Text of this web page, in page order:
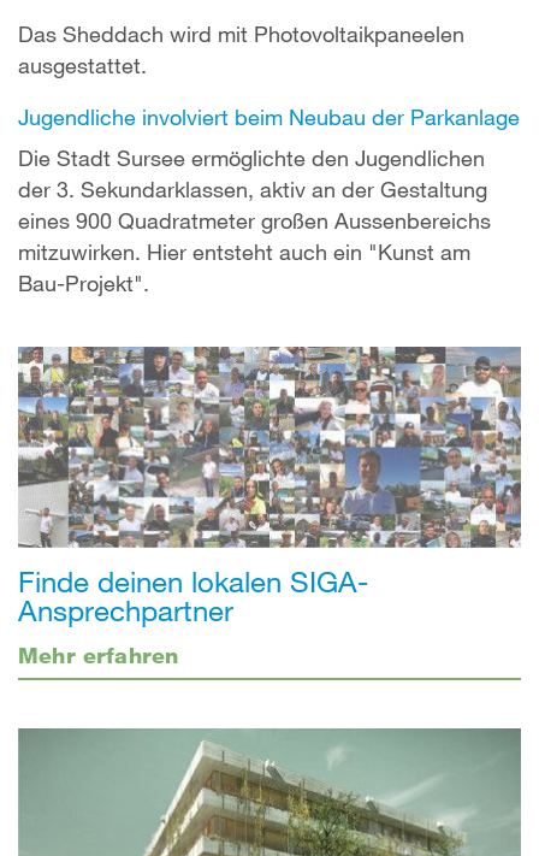
Das Sheddach wird mit Photovoltaikpaneelen
ausgestattet.
Jugendliche involviert beim Neubau der Parkanlage
Die Stadt Sursee ermöglichte den Jugendlichen
der 3. Sekundarklassen, aktiv an der Gestaltung
eines 900 Quadratmeter großen Aussenbereichs
mitzuwirken. Hier entsteht auch ein "Kunst am
Bau-Projekt".
Finde deinen lokalen SIGA-
Ansprechpartner
Mehr erfahren